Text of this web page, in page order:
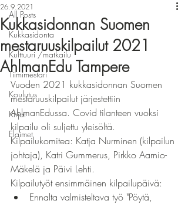
All Posts
Kukkasidonta
Kulttuuri /matkailu
Tiimimestari
Koulutus
Kirjat
Elaimet
Kukkasidonnan Suomen
mestaruuskilpailut 2021
AhlmanEdu Tampere
26.9.2021
Vuoden 2021 kukkasidonnan Suomen
mestaruuskilpailut järjestettiin
AhlmanEdussa. Covid tilanteen vuoksi
kilpailu oli suljettu yleisöltä.
Kilpailukomitea: Katja Nurminen (kilpailun
johtaja), Katri Gummerus, Pirkko Aarnio-
Mäkelä ja Päivi Lehti.
Kilpailutyöt ensimmäinen kilpailupäivä:
Ennalta valmisteltava työ "Pöytä,